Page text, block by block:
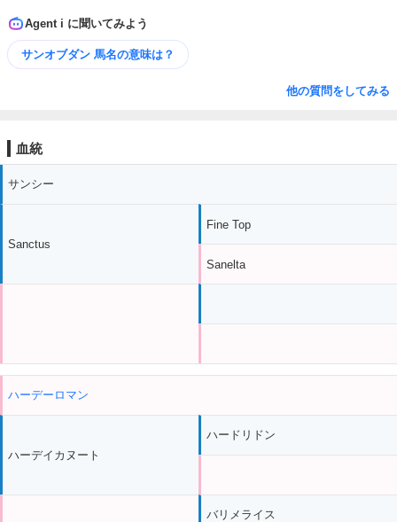
Agent i に聞いてみよう
サンオブダン 馬名の意味は？
他の質問をしてみる
血統
サンシー
Sanctus
Fine Top
Sanelta
ハーデーロマン
ハーデイカヌート
ハードリドン
バリメライス